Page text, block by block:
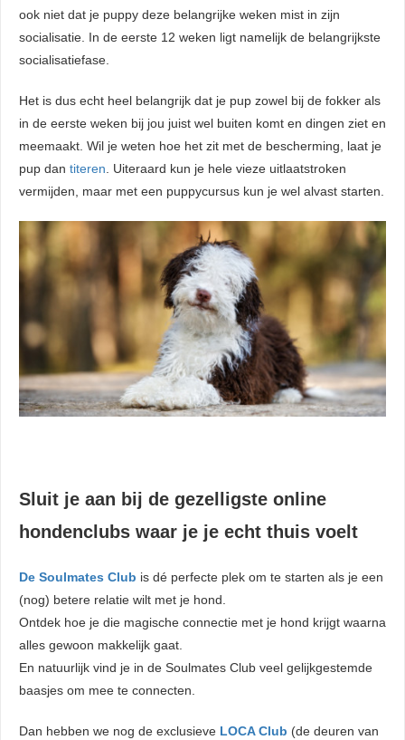
ook niet dat je puppy deze belangrijke weken mist in zijn
socialisatie. In de eerste 12 weken ligt namelijk de belangrijkste
socialisatiefase.
Het is dus echt heel belangrijk dat je pup zowel bij de fokker als
in de eerste weken bij jou juist wel buiten komt en dingen ziet en
meemaakt. Wil je weten hoe het zit met de bescherming, laat je
pup dan titeren . Uiteraard kun je hele vieze uitlaatstroken
vermijden, maar met een puppycursus kun je wel alvast starten.
Sluit je aan bij de gezelligste online
hondenclubs waar je je echt thuis voelt
De Soulmates Club is dé perfecte plek om te starten als je een
(nog) betere relatie wilt met je hond.
Ontdek hoe je die magische connectie met je hond krijgt waarna
alles gewoon makkelijk gaat.
En natuurlijk vind je in de Soulmates Club veel gelijkgestemde
baasjes om mee te connecten.
Dan hebben we nog de exclusieve LOCA Club (de deuren van